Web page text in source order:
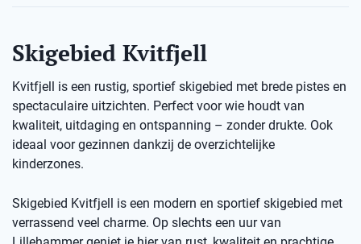
Skigebied Kvitfjell
Kvitfjell is een rustig, sportief skigebied met brede pistes en
spectaculaire uitzichten. Perfect voor wie houdt van
kwaliteit, uitdaging en ontspanning – zonder drukte. Ook
ideaal voor gezinnen dankzij de overzichtelijke
kinderzones.
Skigebied Kvitfjell is een modern en sportief skigebied met
verrassend veel charme. Op slechts een uur van